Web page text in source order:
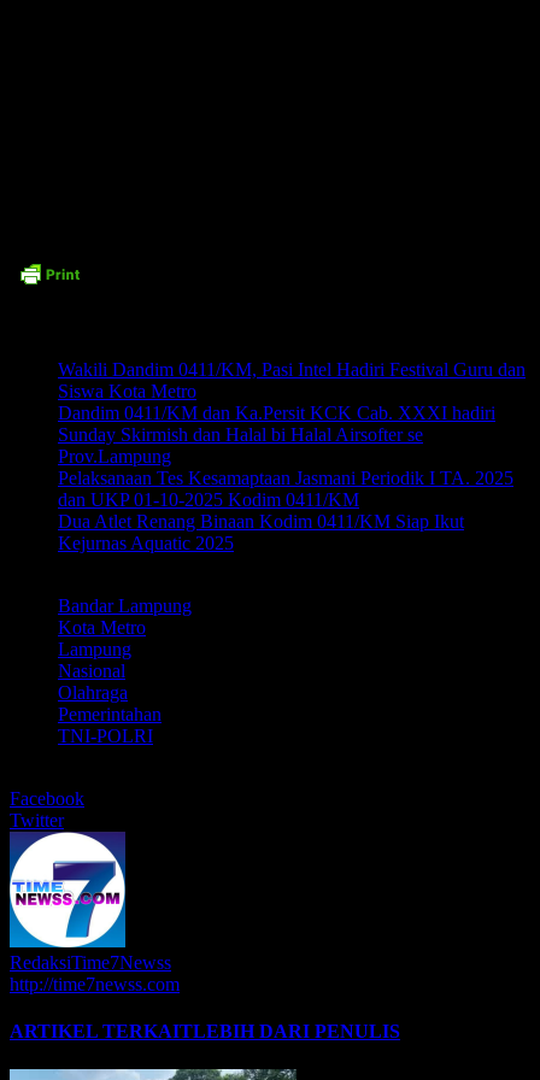
Wakili Dandim 0411/KM, Pasi Intel Hadiri Festival Guru dan
Siswa Kota Metro
Dandim 0411/KM dan Ka.Persit KCK Cab. XXXI hadiri
Sunday Skirmish dan Halal bi Halal Airsofter se
Prov.Lampung
Pelaksanaan Tes Kesamaptaan Jasmani Periodik I TA. 2025
dan UKP 01-10-2025 Kodim 0411/KM
Dua Atlet Renang Binaan Kodim 0411/KM Siap Ikut
Kejurnas Aquatic 2025
Bandar Lampung
Kota Metro
Lampung
Nasional
Olahraga
Pemerintahan
TNI-POLRI
Facebook
Twitter
RedaksiTime7Newss
http://time7newss.com
ARTIKEL TERKAITLEBIH DARI PENULIS